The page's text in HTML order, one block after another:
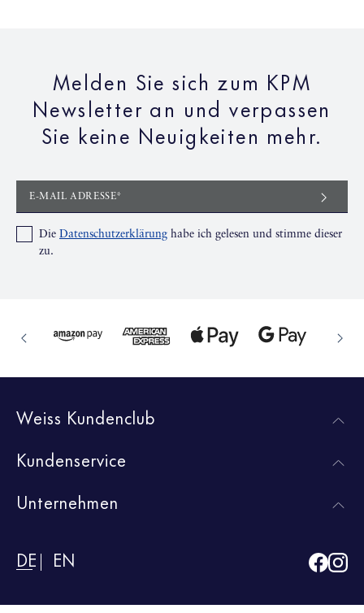
Melden Sie sich zum KPM
Newsletter an und verpassen
Sie keine Neuigkeiten mehr.
E-MAIL ADRESSE*
Die Datenschutzerklärung habe ich gelesen und stimme dieser
zu.
Weiss Kundenclub
Kundenservice
Unternehmen
DE EN